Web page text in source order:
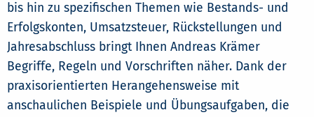
bis hin zu spezifischen Themen wie Bestands- und
Erfolgskonten, Umsatzsteuer, Rückstellungen und
Jahresabschluss bringt Ihnen Andreas Krämer
Begriffe, Regeln und Vorschriften näher. Dank der
praxisorientierten Herangehensweise mit
anschaulichen Beispiele und Übungsaufgaben, die